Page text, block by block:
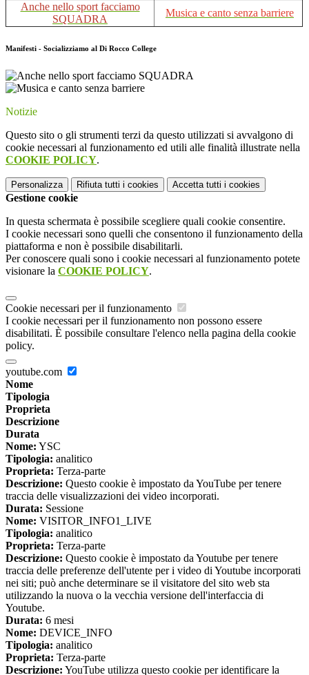
Anche nello sport facciamo
SQUADRA
Musica e canto senza barriere
Manifesti - Socializziamo al Di Rocco College
Notizie
Questo sito o gli strumenti terzi da questo utilizzati si avvalgono di
cookie necessari al funzionamento ed utili alle finalità illustrate nella
COOKIE POLICY.
Personalizza Rifiuta tutti i cookies Accetta tutti i cookies
Gestione cookie
In questa schermata è possibile scegliere quali cookie consentire.
I cookie necessari sono quelli che consentono il funzionamento della
piattaforma e non è possibile disabilitarli.
Per conoscere quali sono i cookie necessari al funzionamento potete
visionare la COOKIE POLICY.
Cookie necessari per il funzionamento
I cookie necessari per il funzionamento non possono essere
disabilitati. È possibile consultare l'elenco nella pagina della cookie
policy.
youtube.com
Nome
Tipologia
Proprieta
Descrizione
Durata
Nome: YSC
Tipologia: analitico
Proprieta: Terza-parte
Descrizione: Questo cookie è impostato da YouTube per tenere
traccia delle visualizzazioni dei video incorporati.
Durata: Sessione
Nome: VISITOR_INFO1_LIVE
Tipologia: analitico
Proprieta: Terza-parte
Descrizione: Questo cookie è impostato da Youtube per tenere
traccia delle preferenze dell'utente per i video di Youtube incorporati
nei siti; può anche determinare se il visitatore del sito web sta
utilizzando la nuova o la vecchia versione dell'interfaccia di
Youtube.
Durata: 6 mesi
Nome: DEVICE_INFO
Tipologia: analitico
Proprieta: Terza-parte
Descrizione: YouTube utilizza questo cookie per identificare la